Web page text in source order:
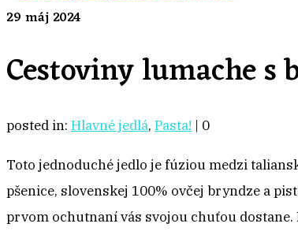
29 máj 2024
Cestoviny lumache s
posted in: Hlavné jedlá, Pasta! | 0
Toto jednoduché jedlo je fúziou medzi
pšenice, slovenskej 100% ovčej bryndze a
prvom ochutnaní vás svojou chuťou